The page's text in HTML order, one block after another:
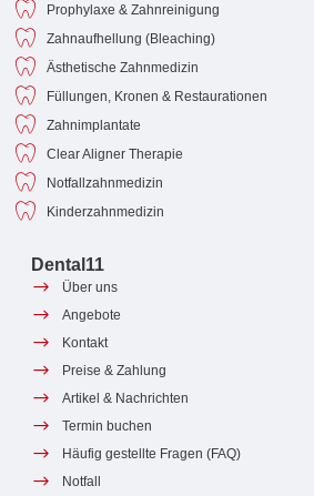
Prophylaxe & Zahnreinigung
Zahnaufhellung (Bleaching)
Ästhetische Zahnmedizin
Füllungen, Kronen & Restaurationen
Zahnimplantate
Clear Aligner Therapie
Notfallzahnmedizin
Kinderzahnmedizin
Dental11
Über uns
Angebote
Kontakt
Preise & Zahlung
Artikel & Nachrichten
Termin buchen
Häufig gestellte Fragen (FAQ)
Notfall